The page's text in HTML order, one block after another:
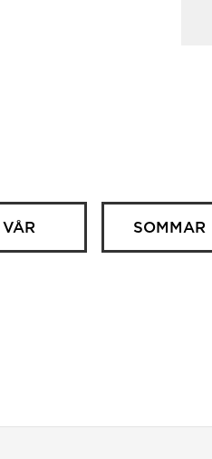
VÅR SOMMAR